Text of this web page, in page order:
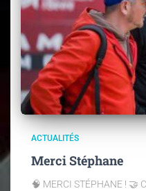
ACTUALITÉS
Merci Stéphane
🧠 MERCI STÉPHANE ! 🤝